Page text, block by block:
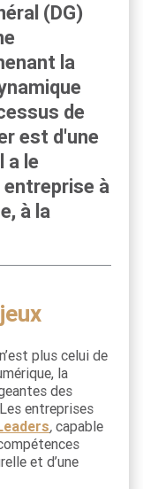
(DG)
la
de
est d'une
a le
à
à la
plus celui de
la
des
entreprises
, capable
et d’une